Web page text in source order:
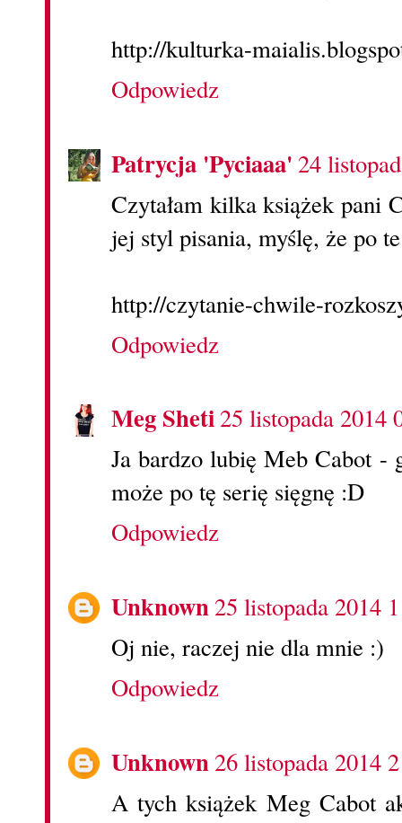
http://kulturka-
Odpowiedz
Patrycja 'Pyciaaa' 24
Czytałam kilka książek pani
jej styl pisania, myślę, że po
http://czytanie-chwile-
Odpowiedz
Meg Sheti25 listopada 2014
Ja bardzo lubię Meb Cabot -
może po tę serię sięgnę :D
Odpowiedz
Unknown25 listopada 2014
Oj nie, raczej nie dla mnie :)
Odpowiedz
Unknown26 listopada 2014
A tych książek Meg Cabot